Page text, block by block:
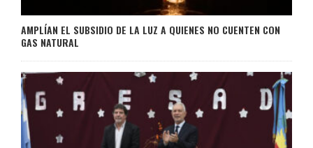
AMPLÍAN EL SUBSIDIO DE LA LUZ A QUIENES NO CUENTEN CON
GAS NATURAL